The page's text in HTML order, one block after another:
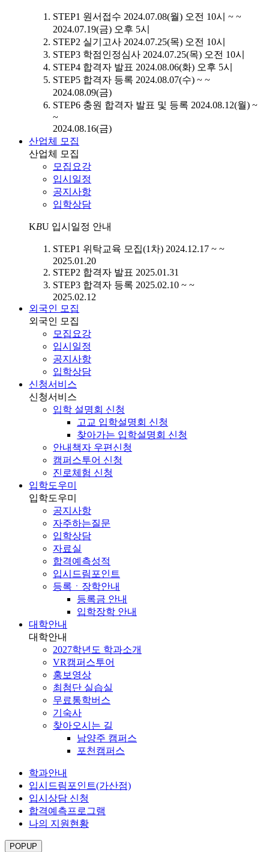
STEP1 원서접수 2024.07.08(월) 오전 10시 ~ ~
2024.07.19(금) 오후 5시
STEP2 실기고사 2024.07.25(목) 오전 10시
STEP3 학점인정심사 2024.07.25(목) 오전 10시
STEP4 합격자 발표 2024.08.06(화) 오후 5시
STEP5 합격자 등록 2024.08.07(수) ~ ~
2024.08.09(금)
STEP6 충원 합격자 발표 및 등록 2024.08.12(월) ~
~
2024.08.16(금)
산업체 모집
산업체 모집
모집요강
입시일정
공지사항
입학상담
KBU 입시일정 안내
STEP1 위탁교육 모집(1차) 2024.12.17 ~ ~
2025.01.20
STEP2 합격자 발표 2025.01.31
STEP3 합격자 등록 2025.02.10 ~ ~
2025.02.12
외국인 모집
외국인 모집
모집요강
입시일정
공지사항
입학상담
신청서비스
신청서비스
입학 설명회 신청
고교 입학설명회 신청
찾아가는 입학설명회 신청
안내책자 우편신청
캠퍼스투어 신청
진로체험 신청
입학도우미
입학도우미
공지사항
자주하는질문
입학상담
자료실
합격예측성적
입시드림포인트
등록ㆍ장학안내
등록금 안내
입학장학 안내
대학안내
대학안내
2027학년도 학과소개
VR캠퍼스투어
홍보영상
최첨단 실습실
무료통학버스
기숙사
찾아오시는 길
남양주 캠퍼스
포천캠퍼스
학과안내
입시드림포인트(가산점)
입시상담 신청
합격예측프로그램
나의 지원현황
POPUP